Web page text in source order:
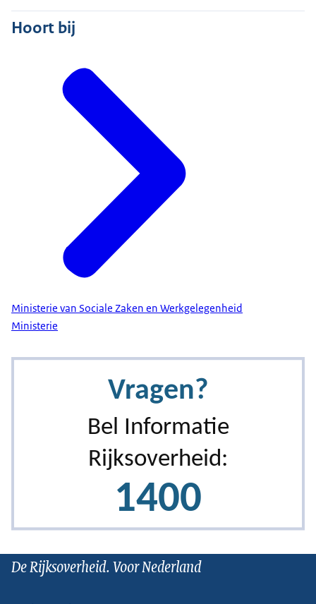
Hoort bij
Ministerie van Sociale Zaken en Werkgelegenheid
Ministerie
De Rijksoverheid. Voor Nederland